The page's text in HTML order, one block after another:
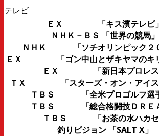
テレビ
ＥＸ 「キス濱テレビ」
ＮＨＫ－ＢＳ 「世界の競馬」
ＮＨＫ 「ソチオリンピック２０
ＥＸ 「ゴン中山とザキヤマのキリ
ＥＸ 「新日本プロレス
ＴＸ 「スターズ・オン・アイス
ＴＢＳ 「全米プロゴルフ選手
ＴＢＳ 「総合格闘技ＤＲＥＡ
ＴＢＳ 「お茶の水ハカセ
釣りビジョン 「SALT X」